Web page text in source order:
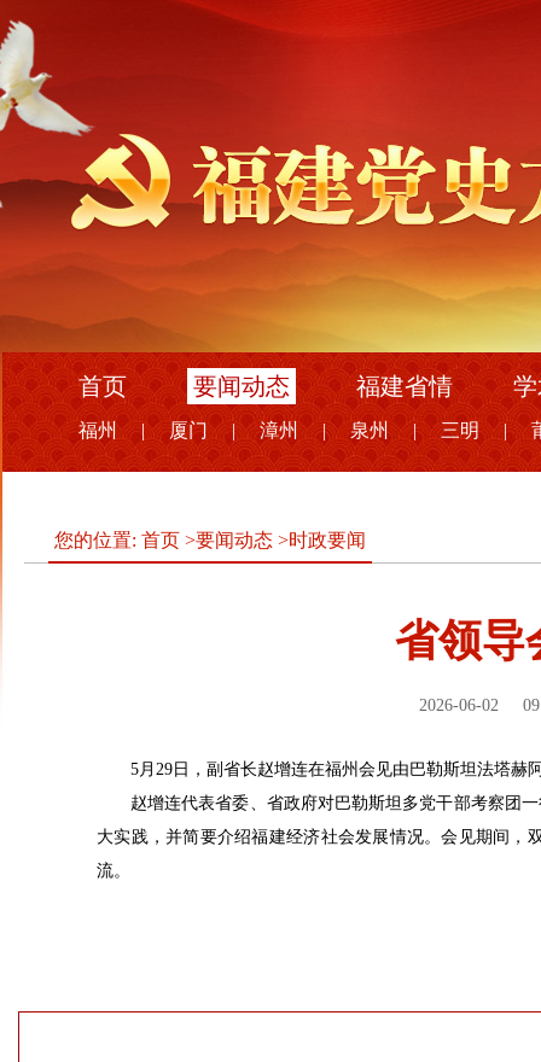
首页 要闻动态 福建省情
福州 | 厦门 | 漳州 | 泉州 | 三明 |
您的位置: 首页 >要闻动态 >时政要闻
省领导
2026-06-02
5月29日，副省长赵增连在福州会见由巴勒斯坦法塔赫
赵增连代表省委、省政府对巴勒斯坦多党干部考察团
大实践，并简要介绍福建经济社会发展情况。会见期间
流。